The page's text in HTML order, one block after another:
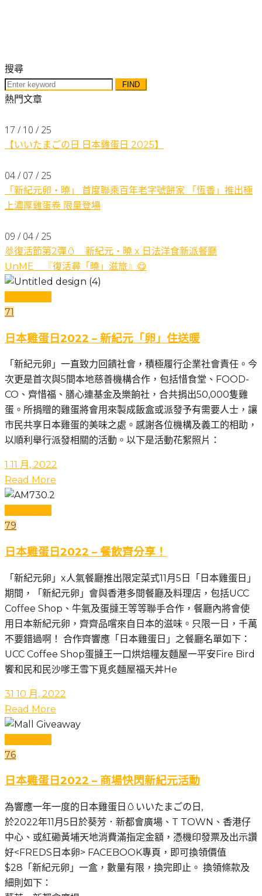
搜尋
Search
for:
熱門文章
17 / 10 / 25
【いいたまごの日 日本雞蛋日 2025】
04 / 07 / 25
「新紀元卵・曉」 首度聯乘百年老字號餅家 「恆香」推出極
上濃厚雞蛋卷 限量登場
09 / 04 / 25
🐰復活節第2彈🥚 新紀元・曉 x 日法洋食新派餐廳
UnME 『復活尋「曉」滋旅』😋
71
日本雞蛋日2022 – 新紀元「卵」住送暖
「新紀元卵」一直致力回饋社會，積極履行企業社會責任。今
次更是首次與5間本地慈善機構合作，包括惜食堂、FOOD-
CO、齊惜福、膳心連基金及樂餉社，合共捐出50,000隻雞
蛋。所捐贈的雞蛋將會用來製成飯盒或派發予有需要人士，讓
市民共享日本雞蛋的美味之處。感謝各位機構及義工的相助，
以順利舉行派發相關的活動。以下是活動花絮照片：
1 11 月, 2022
Read More
79
日本雞蛋日2022 – 餐飲齊分享！
「新紀元卵」x人氣餐廳推出限定菜式11月5日「日本雞蛋日」
期間，「新紀元卵」會與香港多間餐廳及料理店，包括UCC
Coffee Shop、牛氣及蛋撻王等等聯手合作，餐廳內將會使
用日本新紀元卵，齊齊品嚐來自日本的滋味。只限一日，千萬
不要錯過啊！ 合作齊響應「日本雞蛋日」之餐廳名單如下：
UCC Coffee Shop蛋撻王一口烘焙糧友麵屋一平安Fire Bird
饗和民和民沙嗲王雪下覓炙麵屋福天丼He
31 10 月, 2022
Read More
76
日本雞蛋日2022 – 商場快閃新紀元活動
為響應一年一度的日本雞蛋日🥚いいたまごの日,
於2022年11月5日於葵芳．新都會廣場、T TOWN、香港仔
中心、或紅磡黃埔天地消費滿指定金額，憑機印發票及出示讚
好<FREDS日本卵> FACEBOOK專頁，即可換領價值
$28「新紀元卵」一盒，數量有限，換完即止。 換領條款及
細則如下：